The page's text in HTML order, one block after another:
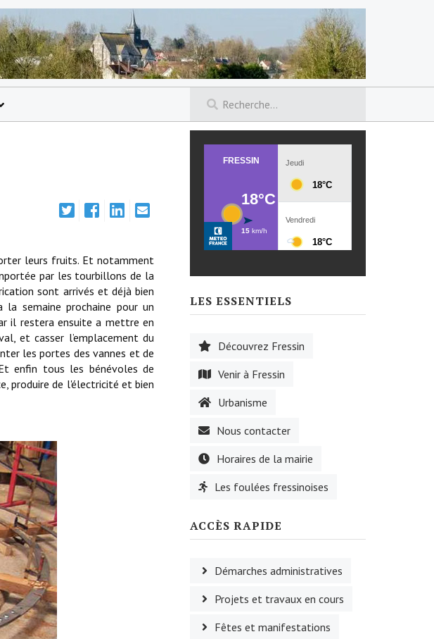
leurs fruits. Et notamment
par les tourbillons de la
sont arrivés et déjà bien
semaine prochaine pour un
il restera ensuite a mettre en
et casser l’emplacement du
les portes des vannes et de
enfin tous les bénévoles de
produire de l'électricité et bien
LES ESSENTIELS
Découvrez Fressin
Venir à Fressin
Urbanisme
Nous contacter
Horaires de la mairie
Les foulées fressinoises
ACCÈS RAPIDE
Démarches administratives
Projets et travaux en cours
Fêtes et manifestations